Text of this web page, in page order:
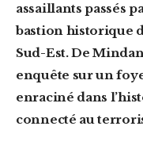
assaillants passés
bastion historique
Sud-Est. De
enquête sur un
enraciné dans
connecté au